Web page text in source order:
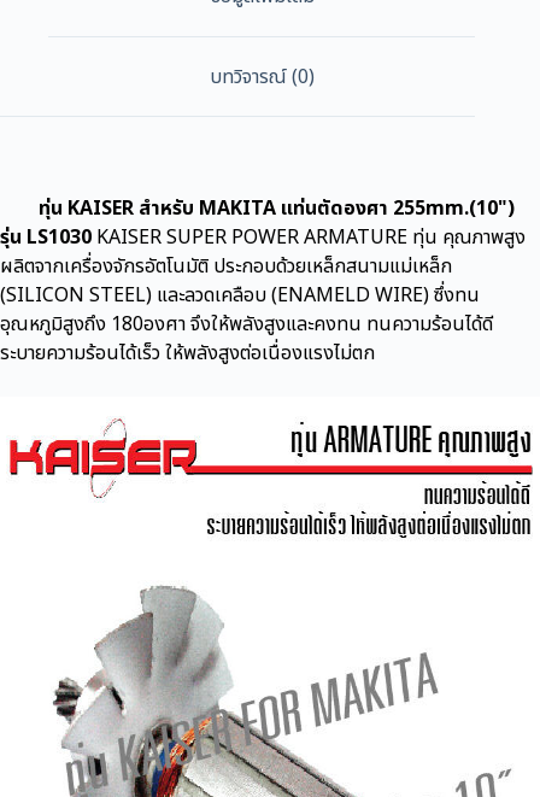
บทวิจารณ์ (0)
ทุ่น KAISER สำหรับ MAKITA แท่นตัดองศา 255mm.(10")
รุ่น LS1030 KAISER SUPER POWER ARMATURE ทุ่น คุณภาพสูง
ผลิตจากเครื่องจักรอัตโนมัติ ประกอบด้วยเหล็กสนามแม่เหล็ก
(SILICON STEEL) และลวดเคลือบ (ENAMELD WIRE) ซึ่งทน
อุณหภูมิสูงถึง 180องศา จึงให้พลังสูงและคงทน ทนความร้อนได้ดี
ระบายความร้อนได้เร็ว ให้พลังสูงต่อเนื่องแรงไม่ตก